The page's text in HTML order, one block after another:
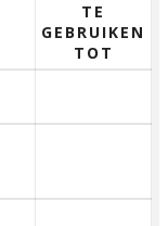
TE
GEBRUIKEN
TOT